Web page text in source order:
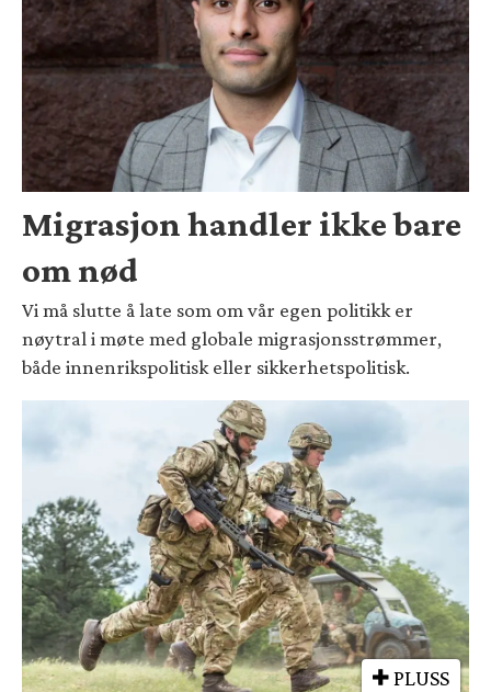
Migrasjon handler ikke bare
om nød
Vi må slutte å late som om vår egen politikk er
nøytral i møte med globale migrasjonsstrømmer,
både innenrikspolitisk eller sikkerhetspolitisk.
PLUSS